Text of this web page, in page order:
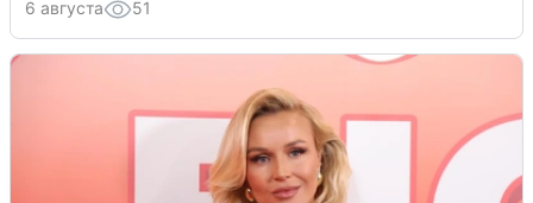
6 августа 51